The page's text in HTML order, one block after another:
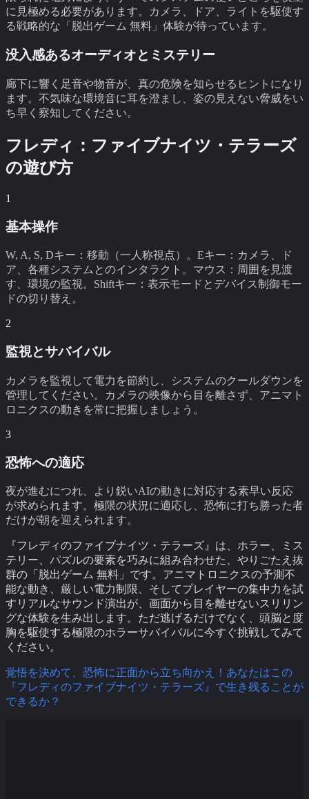
に見極める必要があります。カメラ、ドア、ライトを駆使す
る戦略的な「脱出ゲーム 無料」体験が待っています。
没入感あるオーディオとミステリー
廊下に響く足音や物音が、真の危険を知らせるヒントになり
ます。不気味な環境音に耳を澄まし、姿の見えない脅威をい
ち早く察知してください。
フレディ：ファイブナイツ・テラーズ
の遊び方
1
基本操作
W, A, S, Dキー：移動（一人称視点）。Eキー：カメラ、ド
ア、各種システムとのインタラクト。マウス：周囲を見渡
す、環境の監視。Shiftキー：表示モードとデバイス制御モー
ドの切り替え。
2
監視とサバイバル
カメラを監視して電力を節約し、システムのクールダウンを
管理してください。カメラの映像から目を離さず、アニマト
ロニクスの動きを常に把握しましょう。
3
恐怖への適応
夜が進むにつれ、より鋭いAIの動きに対応する素早い反応
が求められます。極限の状況に適応し、恐怖に打ち勝った者
だけが朝を迎えられます。
『フレディのファイブナイツ・テラーズ』は、ホラー、ミス
テリー、パズルの要素を巧みに組み合わせた、やりごたえ抜
群の「脱出ゲーム 無料」です。アニマトロニクスの予測不
能な動き、厳しい電力制限、そしてプレイヤーの集中力を試
すリアルなサウンド演出が、画面から目を離せないスリリン
グな体験を生み出します。ただ逃げるだけでなく、頭脳と度
胸を駆使する極限のホラーサバイバルに今すぐ挑戦してみて
ください。
覚悟を決めて、恐怖に正面から立ち向かえ！あなたはこの
『フレディのファイブナイツ・テラーズ』で生き残ることが
できるか？